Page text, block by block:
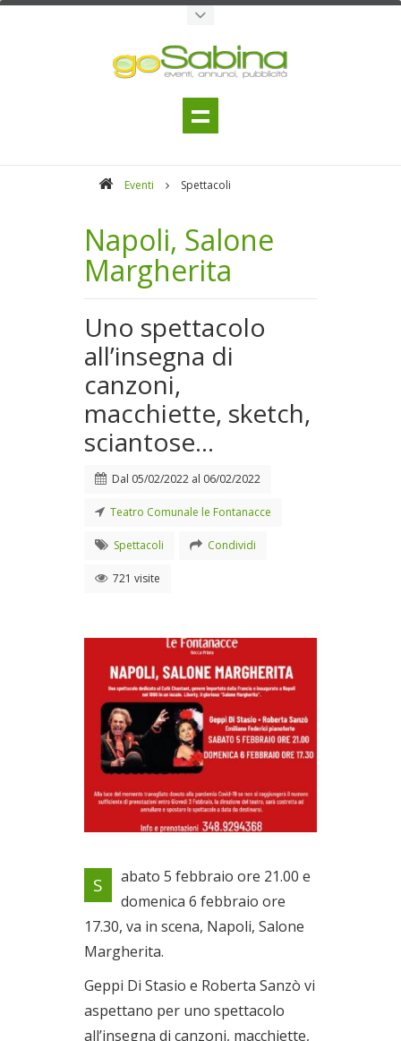
Eventi Spettacoli
Napoli, Salone
Margherita
Uno spettacolo
all’insegna di
canzoni,
macchiette, sketch,
sciantose...
Dal 05/02/2022 al 06/02/2022
Teatro Comunale le Fontanacce
Spettacoli Condividi
721 visite
Uno spettacolo all’insegna di
canzoni, macchiette, sketch,
sciantose...
Dal 05/02/2022 al
06/02/2022
S
abato 5 febbraio ore 21.00 e
domenica 6 febbraio ore
17.30, va in scena, Napoli, Salone
Margherita.
Geppi Di Stasio e Roberta Sanzò vi
aspettano per uno spettacolo
all’insegna di canzoni, macchiette,